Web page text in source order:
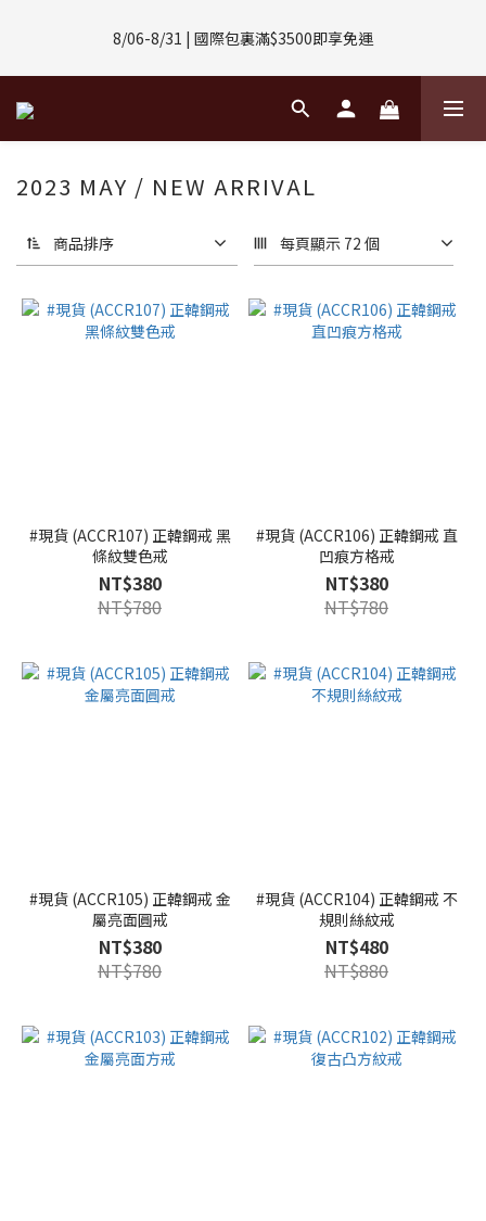
(數量有限售完不補)
8/06-8/31 | 國際包裏滿$3500即享免運
8/08-8/10 | 全館任選3件 贈 $188購物金
8/01-8/31 | 任選2件CUBOX正價商品 贈【威靈頓 / 波士頓墨鏡】
2023 MAY / NEW ARRIVAL
商品排序 每頁顯示 72 個
#現貨 (ACCR107) 正韓鋼戒 黑
條紋雙色戒
NT$380
NT$780
#現貨 (ACCR106) 正韓鋼戒 直
凹痕方格戒
NT$380
NT$780
#現貨 (ACCR105) 正韓鋼戒 金
屬亮面圓戒
NT$380
NT$780
#現貨 (ACCR104) 正韓鋼戒 不
規則絲紋戒
NT$480
NT$880